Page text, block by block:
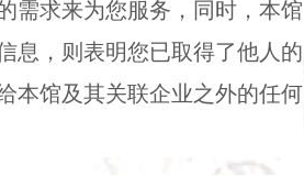
需求来为您服务，同时，本馆
息，则表明您已取得了他人的
本馆及其关联企业之外的任何